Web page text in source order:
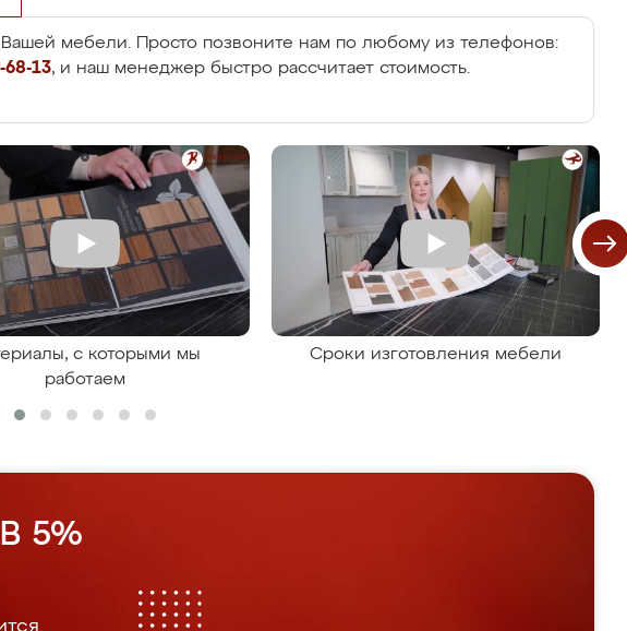
Вашей мебели. Просто позвоните нам по любому из телефонов:
68-13, и наш менеджер быстро рассчитает стоимость.
с которыми мы
работаем
Сроки изготовления мебели
5%